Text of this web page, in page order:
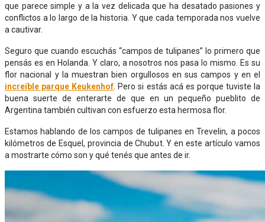
que parece simple y a la vez delicada que ha desatado pasiones y
conflictos a lo largo de la historia. Y que cada temporada nos vuelve
a cautivar.
Seguro que cuando escuchás “campos de tulipanes” lo primero que
pensás es en Holanda. Y claro, a nosotros nos pasa lo mismo. Es su
flor nacional y la muestran bien orgullosos en sus campos y en el
increíble parque Keukenhof . Pero si estás acá es porque tuviste la
buena suerte de enterarte de que en un pequeño pueblito de
Argentina también cultivan con esfuerzo esta hermosa flor.
Estamos hablando de los campos de tulipanes en Trevelin, a pocos
kilómetros de Esquel, provincia de Chubut. Y en este artículo vamos
a mostrarte cómo son y qué tenés que antes de ir.